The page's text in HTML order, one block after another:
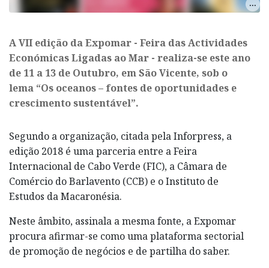
A VII edição da Expomar - Feira das Actividades
Económicas Ligadas ao Mar - realiza-se este ano
de 11 a 13 de Outubro, em São Vicente, sob o
lema “Os oceanos – fontes de oportunidades e
crescimento sustentável”.
Segundo a organização, citada pela Inforpress, a
edição 2018 é uma parceria entre a Feira
Internacional de Cabo Verde (FIC), a Câmara de
Comércio do Barlavento (CCB) e o Instituto de
Estudos da Macaronésia.
Neste âmbito, assinala a mesma fonte, a Expomar
procura afirmar-se como uma plataforma sectorial
de promoção de negócios e de partilha do saber.